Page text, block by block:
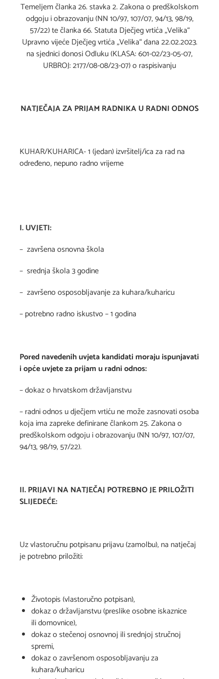
Temeljem članka 26. stavka 2. Zakona o predškolskom
odgoju i obrazovanju (NN 10/97, 107/07, 94/13, 98/19,
57/22) te članka 66. Statuta Dječjeg vrtića „Velika“
Upravno vijeće Dječjeg vrtića „Velika“ dana 22.02.2023.
na sjednici donosi Odluku (KLASA: 601-02/23-05-07,
URBROJ: 2177/08-08/23-07) o raspisivanju
NATJEČAJA ZA PRIJAM RADNIKA U RADNI ODNOS
KUHAR/KUHARICA- 1 (jedan) izvršitelj/ica za rad na
određeno, nepuno radno vrijeme
I. UVJETI:
– završena osnovna škola
– srednja škola 3 godine
– završeno osposobljavanje za kuhara/kuharicu
– potrebno radno iskustvo – 1 godina
Pored navedenih uvjeta kandidati moraju ispunjavati
i opće uvjete za prijam u radni odnos:
– dokaz o hrvatskom državljanstvu
– radni odnos u dječjem vrtiću ne može zasnovati osoba
koja ima zapreke definirane člankom 25. Zakona o
predškolskom odgoju i obrazovanju (NN 10/97, 107/07,
94/13, 98/19, 57/22).
II. PRIJAVI NA NATJEČAJ POTREBNO JE PRILOŽITI
SLIJEDEĆE:
Uz vlastoručnu potpisanu prijavu (zamolbu), na natječaj
je potrebno priložiti:
Životopis (vlastoručno potpisan),
dokaz o državljanstvu (preslike osobne iskaznice
ili domovnice),
dokaz o stečenoj osnovnoj ili srednjoj stručnoj
spremi,
dokaz o završenom osposobljavanju za
kuhara/kuharicu